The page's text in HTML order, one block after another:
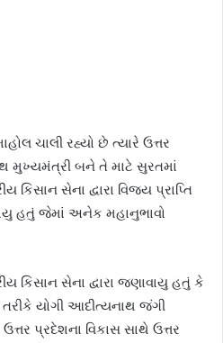
ચાલી રહ્યો છે ત્યારે ઉત્તર
મુખ્યમંત્રી બને તે માટે સુરતમાં
કિસાન સેના દ્વારા વિજય પ્રાપ્તિ
હતું જેમાં અનેક મહાનુભાવો
કિસાન સેના દ્વારા જણાવાયુ હતું કે
યોગી આદીત્યનાથ જંગી
પ્રદેશના વિકાસ સાથે ઉત્તર